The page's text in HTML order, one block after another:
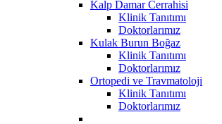
Kalp Damar Cerrahisi
Klinik Tanıtımı
Doktorlarımız
Kulak Burun Boğaz
Klinik Tanıtımı
Doktorlarımız
Ortopedi ve Travmatoloji
Klinik Tanıtımı
Doktorlarımız